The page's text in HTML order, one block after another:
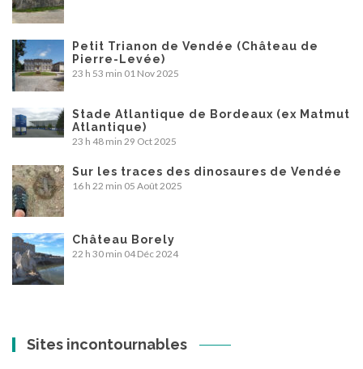
Petit Trianon de Vendée (Château de
Pierre-Levée)
23 h 53 min 01 Nov 2025
Stade Atlantique de Bordeaux (ex Matmut
Atlantique)
23 h 48 min 29 Oct 2025
Sur les traces des dinosaures de Vendée
16 h 22 min 05 Août 2025
Château Borely
22 h 30 min 04 Déc 2024
Sites incontournables